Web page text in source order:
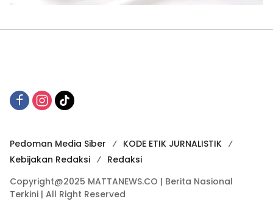
Pedoman Media Siber
KODE ETIK JURNALISTIK
Kebijakan Redaksi
Redaksi
Copyright@2025 MATTANEWS.CO | Berita Nasional
Terkini | All Right Reserved